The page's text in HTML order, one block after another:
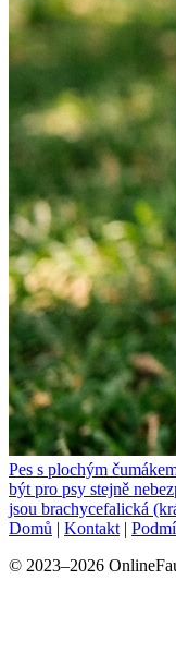
Pes s plochým
být pro psy stejně
jsou brachycefalická
Domů | Kontakt |
© 2023–2026